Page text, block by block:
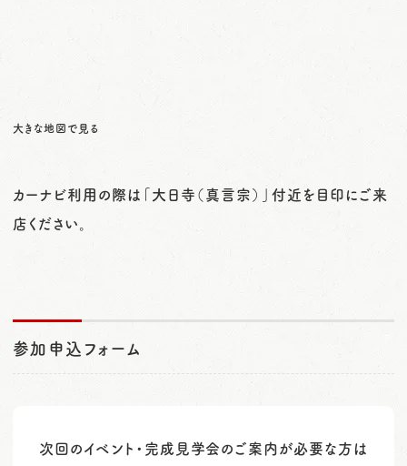
大きな地図で見る
カーナビ利用の際は「大日寺（真言宗）」付近を目印にご来
店ください。
参加申込フォーム
次回のイベント・完成見学会のご案内が必要な方は